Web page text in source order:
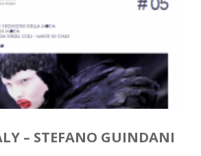
– STEFANO GUINDANI